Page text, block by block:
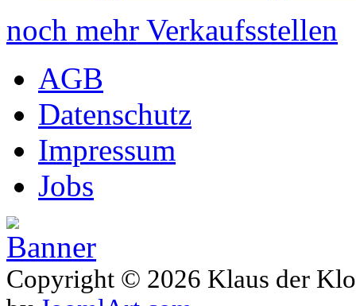
noch mehr Verkaufsstellen
AGB
Datenschutz
Impressum
Jobs
Copyright © 2026 Klaus der